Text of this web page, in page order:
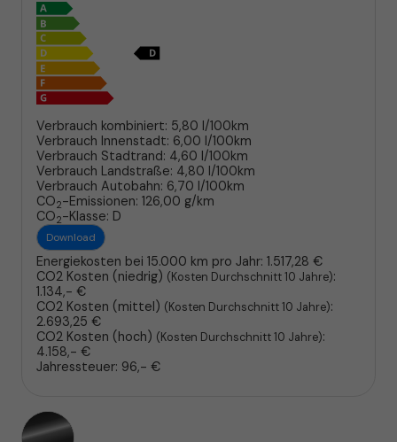
Verbrauch kombiniert: 5,80 l/100km
Verbrauch Innenstadt: 6,00 l/100km
Verbrauch Stadtrand: 4,60 l/100km
Verbrauch Landstraße: 4,80 l/100km
Verbrauch Autobahn: 6,70 l/100km
CO2-Emissionen: 126,00 g/km
CO2-Klasse: D
Download
Energiekosten bei 15.000 km pro Jahr: 1.517,28 €
CO2 Kosten (niedrig) (Kosten Durchschnitt 10 Jahre):
1.134,- €
CO2 Kosten (mittel) (Kosten Durchschnitt 10 Jahre):
2.693,25 €
CO2 Kosten (hoch) (Kosten Durchschnitt 10 Jahre):
4.158,- €
Jahressteuer: 96,- €